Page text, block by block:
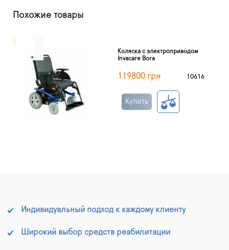
Похожие товары
Коляска с электроприводом
Invacare Bora
119800 грн 10616
Купить
Индивидуальный подход к каждому клиенту
Широкий выбор средств реабилитации